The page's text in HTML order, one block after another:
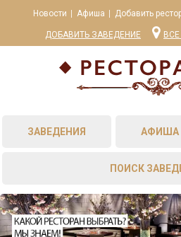
Новости Афиша Добавить
ДОБАВИТЬ ЗАВЕДЕНИЕ
ЗАВЕДЕНИЯ АФИША
ПОИСК